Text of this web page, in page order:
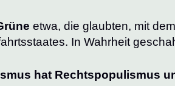
etwa, die glaubten, mit
In Wahrheit
hat Rechtspopulismus